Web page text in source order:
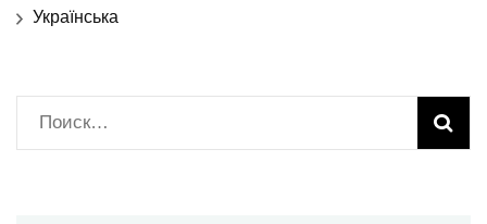
Українська
Найти: